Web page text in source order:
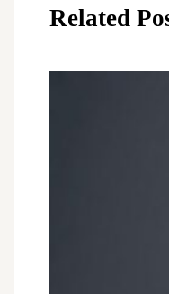
Related